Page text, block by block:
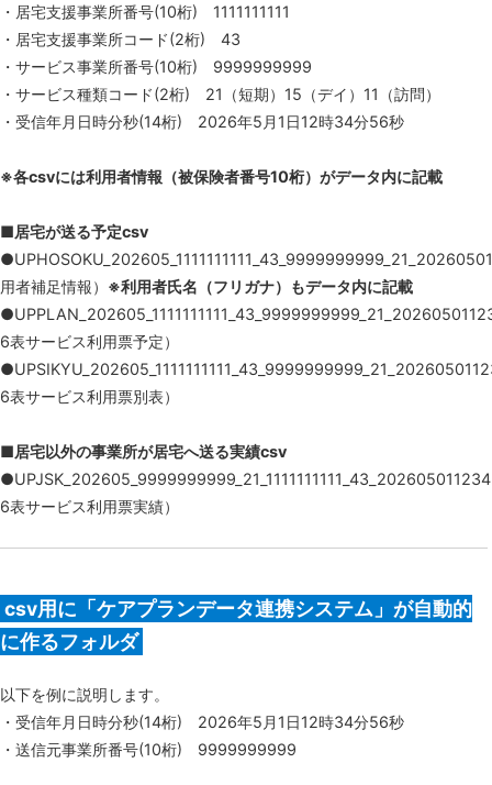
・居宅支援事業所番号(10桁) 1111111111
・居宅支援事業所コード(2桁) 43
・サービス事業所番号(10桁) 9999999999
・サービス種類コード(2桁) 21（短期）15（デイ）11（訪問）
・受信年月日時分秒(14桁) 2026年5月1日12時34分56秒
※各csvには利用者情報（被保険者番号10桁）がデータ内に記載
■居宅が送る予定csv
用者補足情報） ※利用者氏名（フリガナ）もデータ内に記載
6表サービス利用票予定）
6表サービス利用票別表）
■居宅以外の事業所が居宅へ送る実績csv
6表サービス利用票実績）
csv用に「ケアプランデータ連携システム」が自動的
に作るフォルダ
以下を例に説明します。
・受信年月日時分秒(14桁) 2026年5月1日12時34分56秒
・送信元事業所番号(10桁) 9999999999